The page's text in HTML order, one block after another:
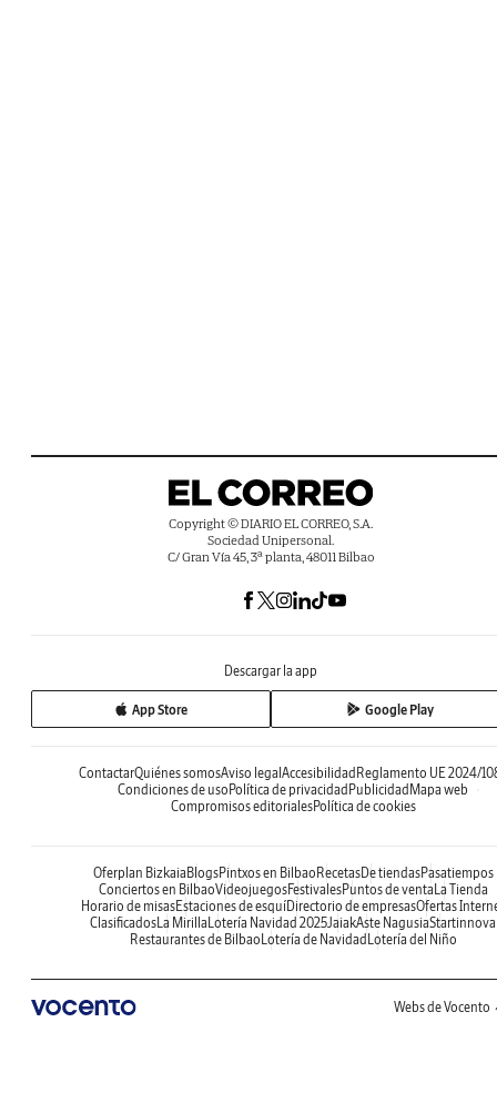
Copyright © DIARIO EL CORREO, S.A.
Sociedad Unipersonal.
C/ Gran Vía 45, 3ª planta, 48011 Bilbao
Descargar la app
App Store Google Play
ContactarQuiénes somosAviso legal Accesibilidad Reglamento UE 2024/
Condiciones de uso Política de privacidad Publicidad Mapa web
Compromisos editorialesPolítica de cookies
Oferplan Bizkaia BlogsPintxos en Bilbao RecetasDe tiendasPasatiempos
Conciertos en BilbaoVideojuegosFestivalesPuntos de venta La Tienda
Horario de misasEstaciones de esquíDirectorio de empresasOfertas
ClasificadosLa Mirilla Lotería Navidad 2025JaiakAste NagusiaStartinnova
Restaurantes de Bilbao Lotería de Navidad Lotería del Niño
Webs de Vocento